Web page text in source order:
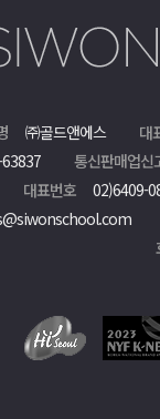
㈜골드앤에스
대
통신판매업신
대표번호
02)6409-